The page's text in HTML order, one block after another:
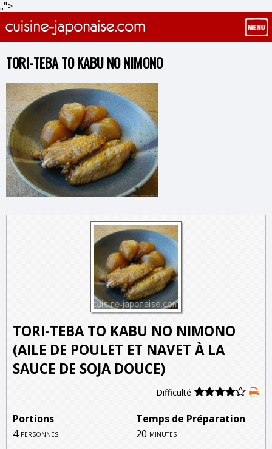
..">
TORI-TEBA TO KABU NO NIMONO
TORI-TEBA TO KABU NO NIMONO
(AILE DE POULET ET NAVET À LA
SAUCE DE SOJA DOUCE)
Difficulté
Portions
Temps de Préparation
4 personnes 20 minutes